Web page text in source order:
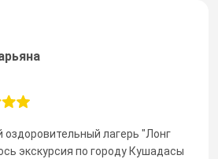
оздоровительный лагерь "Лонг
экскурсия по городу Кушадасы